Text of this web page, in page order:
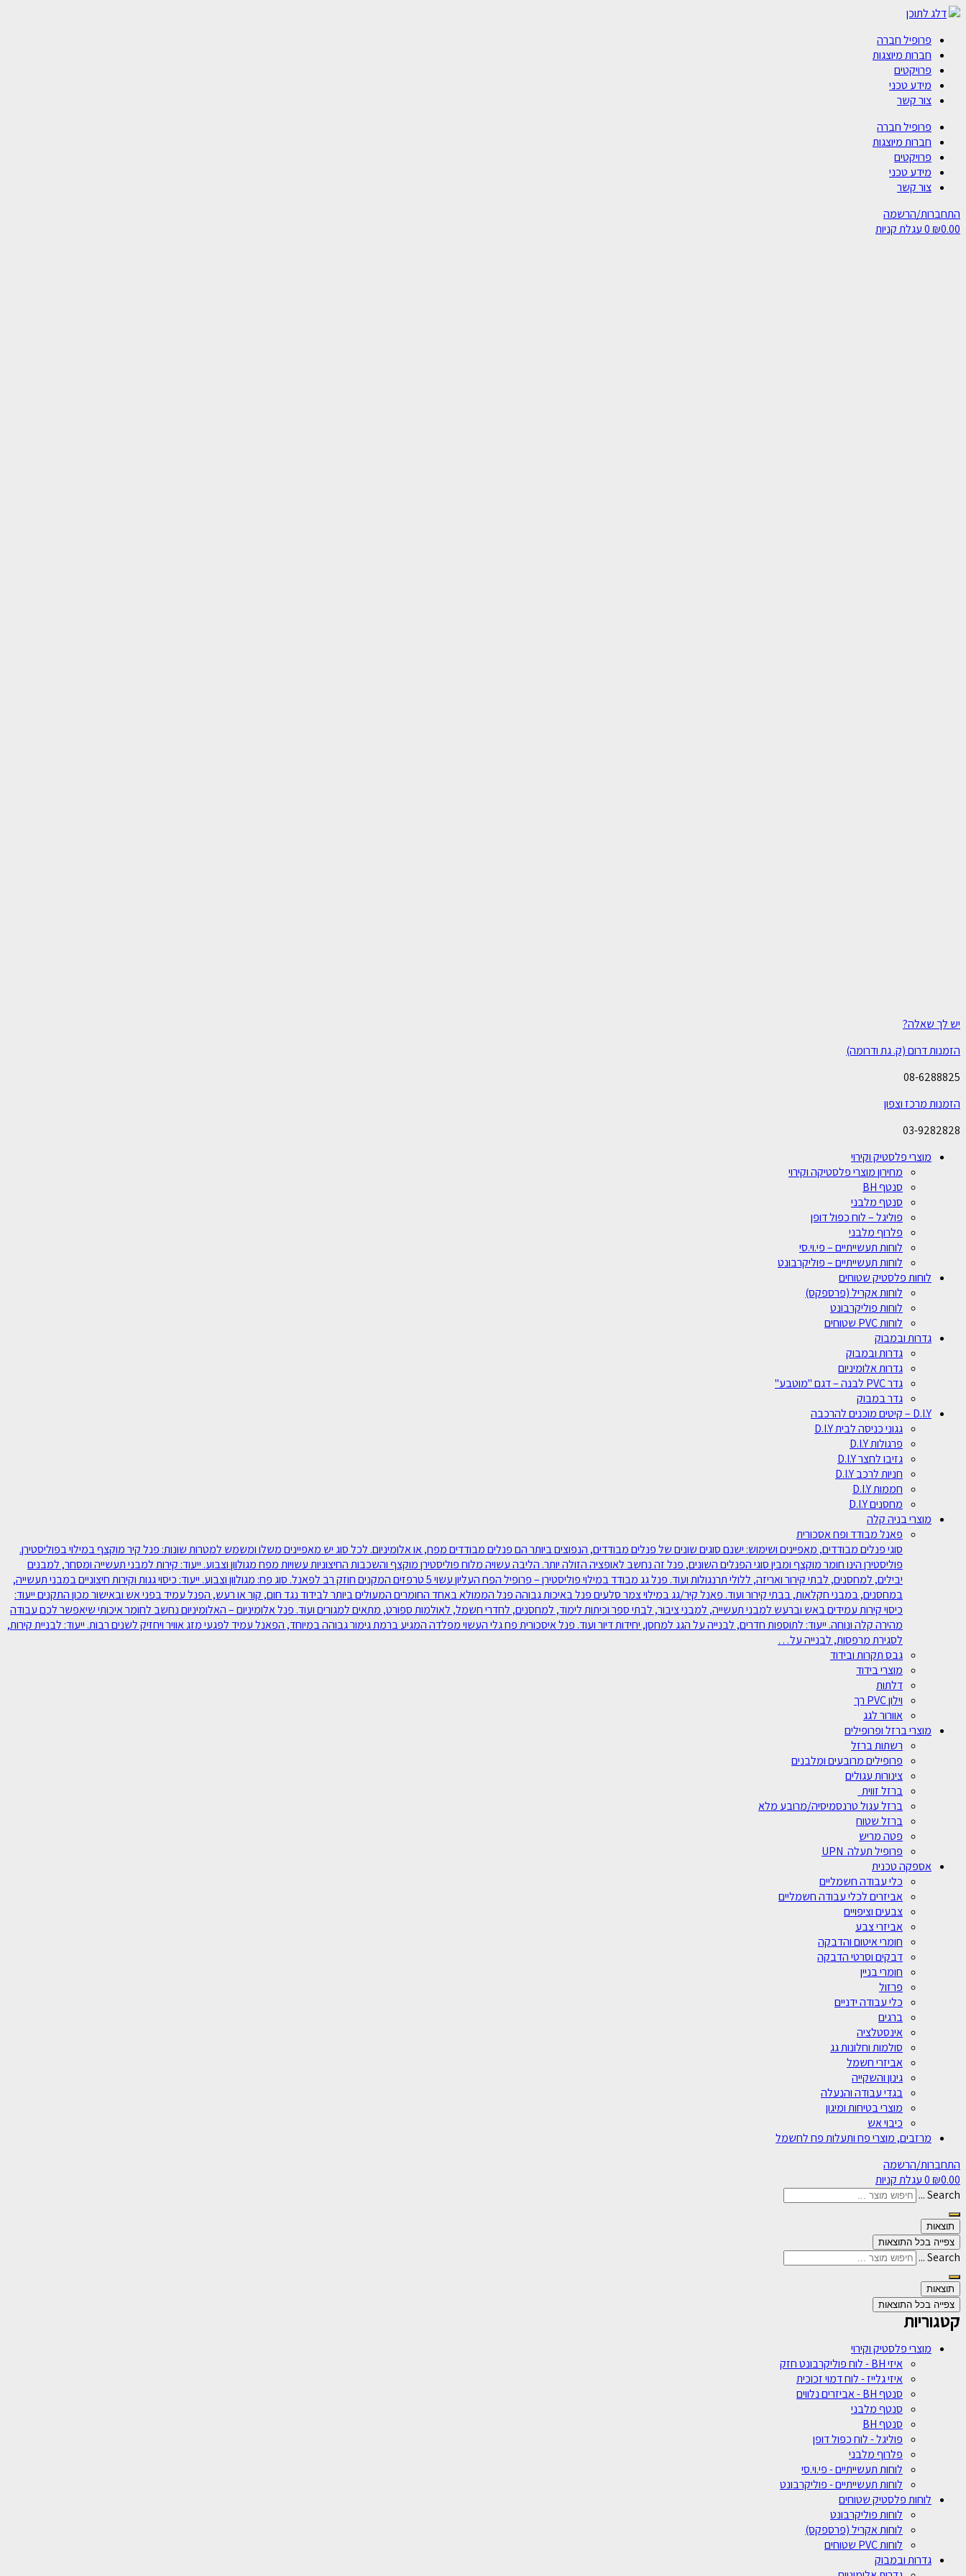
דלג לתוכן
פרופיל חברה
חברות מיוצגות
פרויקטים
מידע טכני
צור קשר
פרופיל חברה
חברות מיוצגות
פרויקטים
מידע טכני
צור קשר
התחברות/הרשמה
₪0.00
0עגלת קניות
יש לך שאלה?
הזמנות דרום (ק. גת ודרומה)
08-6288825
הזמנות מרכז וצפון
03-9282828
מוצרי פלסטיק וקירוי
מחירון מוצרי פלסטיקה וקירוי
סנטף BH
סנטף מלבני
פוליגל – לוח כפול דופן
פלרוף מלבני
לוחות תעשייתיים – פי.וי.סי
לוחות תעשייתיים – פוליקרבונט
לוחות פלסטיק שטוחים
לוחות אקריל (פרספקס)
לוחות פוליקרבונט
לוחות PVC שטוחים
גדרות ובמבוק
גדרות ובמבוק
גדרות אלומיניום
גדר PVC לבנה – דגם "מוטבע"
גדר במבוק
D.I.Y – קיטים מוכנים להרכבה
גגוני כניסה לבית D.I.Y
פרגולות D.I.Y
גזיבו לחצר D.I.Y
חניות לרכב D.I.Y
חממות D.I.Y
מחסנים D.I.Y
מוצרי בניה קלה
פאנל מבודד ופח אסכורית
סוגי פנלים מבודדים‫, מאפיינים ושימוש: ישנם סוגים שונים של פנלים מבודדים‫, הנפוצים ביותר הם פנלים מבודדים מפח, או אלומיניום. לכל סוג יש מאפיינים משלו ומשמש למטרות שונות: פנל קיר מוקצף במילוי בפוליסטירן.
פוליסטירן הינו חומר מוקצף ומבין סוגי הפנלים השונים, פנל זה נחשב לאופציה הזולה יותר. הליבה עשויה מלוח פוליסטירן מוקצף והשכבות החיצוניות עשויות מפח מגולוון וצבוע. ייעוד: קירות למבני תעשייה ומסחר, למבנים
יבילים, למחסנים, לבתי קירור ואריזה, ללולי תרנגולות ועוד. פנל גג מבודד במילוי פוליסטירן – פרופיל הפח העליון עשוי 5 טרפזים המקנים חוזק רב לפאנל. סוג פח: מגולוון וצבוע. ייעוד: כיסוי גגות וקירות חיצוניים במבני תעשייה,
במחסנים, במבני חקלאות, בבתי קירור ועוד. פאנל קיר/גג במילוי צמר סלעים פנל באיכות גבוהה פנל הממולא באחד החומרים המעולים ביותר לבידוד נגד חום, קור או רעש, הפנל עמיד בפני אש ובאישור מכון התקנים ייעוד:
כיסוי קירות עמידים באש וברעש למבני תעשייה, למבני ציבור, לבתי ספר וכיתות לימוד, למחסנים, לחדרי חשמל, לאולמות ספורט, מתאים למגורים ועוד. פנל אלומיניום – האלומיניום נחשב לחומר איכותי שיאפשר לכם עבודה
מהירה קלה ונוחה. ייעוד: לתוספות חדרים, לבנייה על הגג למחסן, יחידות דיור ועוד. פנל איסכורית פח גלי העשוי מפלדה המגיע ברמת גימור גבוהה במיוחד, הפאנל עמיד לפגעי מזג אוויר ויחזיק לשנים רבות. ייעוד: לבניית קירות,
לסגירת מרפסות, לבנייה על…
גבס תקרות ובידוד
מוצרי בידוד
דלתות
וילון PVC רך
אוורור לגג
מוצרי ברזל ופרופילים
רשתות ברזל
פרופילים מרובעים ומלבנים
צינורות עגולים
ברזל זווית
ברזל עגול טרנסמיסיה/מרובע מלא
ברזל שטוח
פטה מריש
פרופיל תעלה UPN
אספקה טכנית
כלי עבודה חשמליים
אביזרים לכלי עבודה חשמליים
צבעים וציפויים
אביזרי צבע
חומרי איטום והדבקה
דבקים וסרטי הדבקה
חומרי בניין
פרזול
כלי עבודה ידניים
ברגים
אינסטלציה
סולמות וחלונות גג
אביזרי חשמל
גינון והשקייה
בגדי עבודה והנעלה
מוצרי בטיחות ומיגון
כיבוי אש
מרזבים, מוצרי פח ותעלות פח לחשמל
התחברות/הרשמה
₪0.00
0עגלת קניות
Search ...
תוצאות
צפייה בכל התוצאות
Search ...
תוצאות
צפייה בכל התוצאות
קטגוריות
מוצרי פלסטיק וקירוי
איזי BH - לוח פוליקרבונט חזק
איזי גלייז - לוח דמוי זכוכית
סנטף BH - אביזרים נלווים
סנטף מלבני
סנטף BH
פוליגל - לוח כפול דופן
פלרוף מלבני
לוחות תעשייתיים - פי.וי.סי
לוחות תעשייתיים - פוליקרבונט
לוחות פלסטיק שטוחים
לוחות פוליקרבונט
לוחות אקריל (פרספקס)
לוחות PVC שטוחים
גדרות ובמבוק